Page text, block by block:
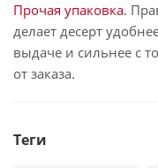
Прочая упаковка.
делает десерт
выдаче и сильнее с
от заказа.
Теги